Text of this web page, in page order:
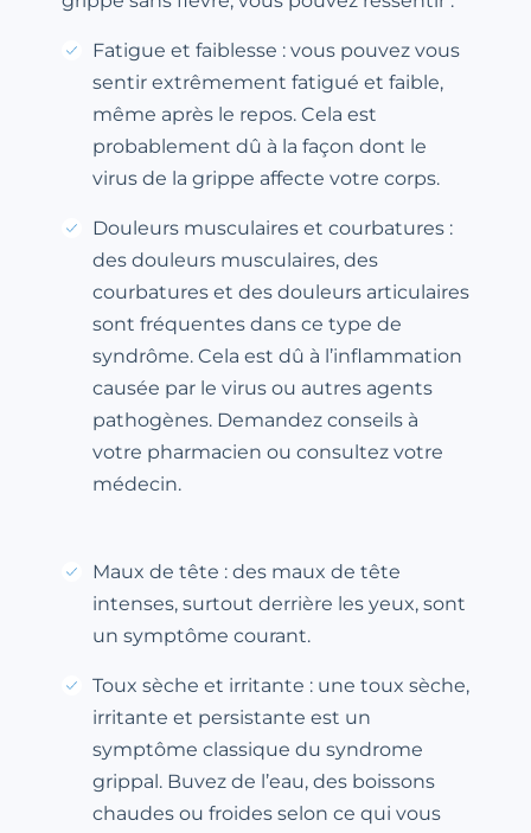
Fatigue et faiblesse : vous pouvez vous
sentir extrêmement fatigué et faible,
même après le repos. Cela est
probablement dû à la façon dont le
virus de la grippe affecte votre corps.
Douleurs musculaires et courbatures :
des douleurs musculaires, des
courbatures et des douleurs articulaires
sont fréquentes dans ce type de
syndrôme. Cela est dû à l’inflammation
causée par le virus ou autres agents
pathogènes. Demandez conseils à
votre pharmacien ou consultez votre
médecin.
Maux de tête : des maux de tête
intenses, surtout derrière les yeux, sont
un symptôme courant.
Toux sèche et irritante : une toux sèche,
irritante et persistante est un
symptôme classique du syndrome
grippal. Buvez de l’eau, des boissons
chaudes ou froides selon ce qui vous